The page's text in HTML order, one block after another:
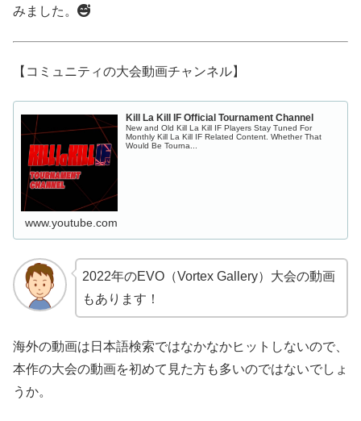
みました。
【コミュニティの大会動画チャンネル】
Kill La Kill IF Official Tournament Channel
New and Old Kill La Kill IF Players Stay Tuned For
Monthly Kill La Kill IF Related Content. Whether That
Would Be Tourna...
www.youtube.com
2022年のEVO（Vortex Gallery）大会の動画
もあります！
海外の動画は日本語検索ではなかなかヒットしないので、
本作の大会の動画を初めて見た方も多いのではないでしょ
うか。